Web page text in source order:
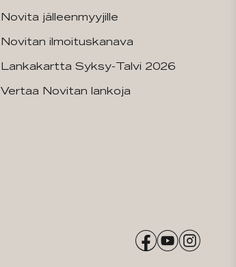
Novita jälleenmyyjille
Novitan ilmoituskanava
Lankakartta Syksy-Talvi 2026
Vertaa Novitan lankoja